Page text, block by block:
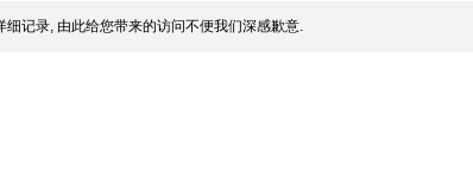
记录, 由此给您带来的访问不便我们深感歉意.